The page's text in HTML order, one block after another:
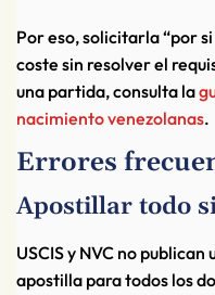
Por eso, solicitarla “por
coste sin resolver el
una partida, consulta la
nacimiento venezolanas.
Errores
Apostillar todo
USCIS y NVC no
apostilla para todos los